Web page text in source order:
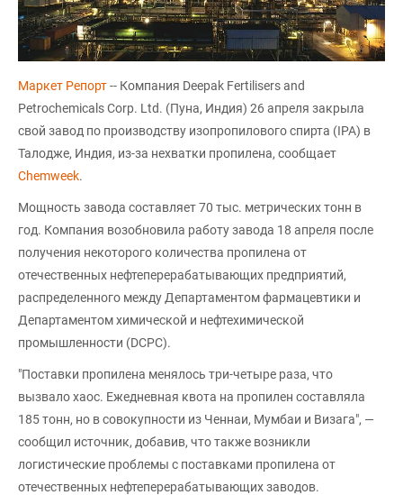
Маркет Репорт-- Компания Deepak Fertilisers and
Petrochemicals Corp. Ltd. (Пуна, Индия) 26 апреля закрыла
свой завод по производству изопропилового спирта (IPA) в
Талодже, Индия, из-за нехватки пропилена, сообщает
Chemweek.
Мощность завода составляет 70 тыс. метрических тонн в
год. Компания возобновила работу завода 18 апреля после
получения некоторого количества пропилена от
отечественных нефтеперерабатывающих предприятий,
распределенного между Департаментом фармацевтики и
Департаментом химической и нефтехимической
промышленности (DCPC).
"Поставки пропилена менялось три-четыре раза, что
вызвало хаос. Ежедневная квота на пропилен составляла
185 тонн, но в совокупности из Ченнаи, Мумбаи и Визага", —
сообщил источник, добавив, что также возникли
логистические проблемы с поставками пропилена от
отечественных нефтеперерабатывающих заводов.